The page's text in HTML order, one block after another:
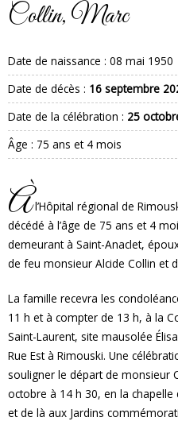
Collin, Marc
Date de naissance : 08 mai 1950
Date de décès : 16 septembre
Date de la célébration : 25
Âge : 75 ans et 4 mois
Àl’Hôpital régional de
décédé à l’âge de 75 ans et 4
demeurant à Saint-Anaclet,
de feu monsieur Alcide Collin et
La famille recevra les
11 h et à compter de 13 h, à la
Saint-Laurent, site mausolée
Rue Est à Rimouski. Une
souligner le départ de monsieur
octobre à 14 h 30, en la
et de là aux Jardins